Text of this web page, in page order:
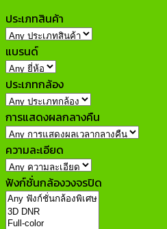
ประเภทสินค้า
แบรนด์
ประเภทกล้อง
การแสดงผลกลางคืน
ความละเอียด
ฟังก์ชั่นกล้องวงจรปิด